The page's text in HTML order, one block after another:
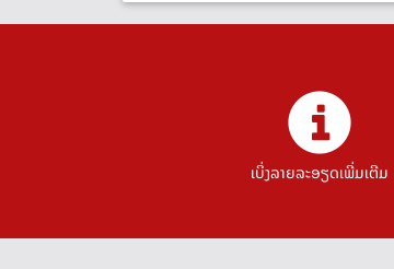
ເບິ່ງລາຍລະອຽດເພີ່ມເຕີມ